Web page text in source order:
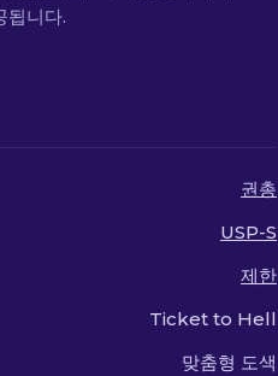
니다.
권총
USP-S
제한
Ticket to Hell
맞춤형 도색